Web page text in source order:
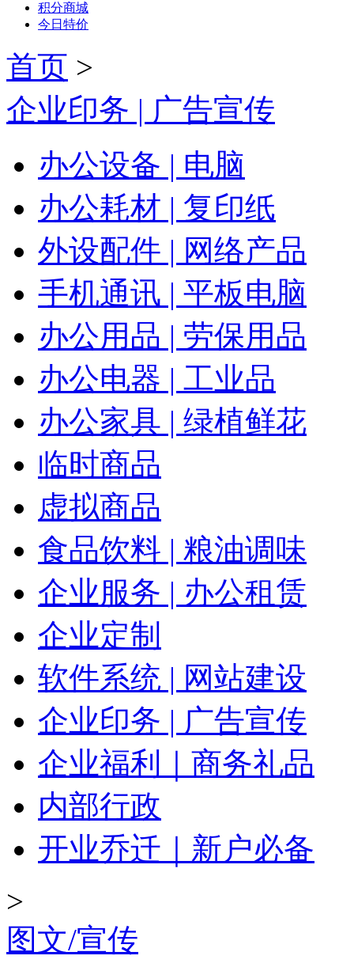
积分商城
今日特价
首页 >
企业印务 | 广告宣传
办公设备 | 电脑
办公耗材 | 复印纸
外设配件 | 网络产品
手机通讯 | 平板电脑
办公用品 | 劳保用品
办公电器 | 工业品
办公家具 | 绿植鲜花
临时商品
虚拟商品
食品饮料 | 粮油调味
企业服务 | 办公租赁
企业定制
软件系统 | 网站建设
企业印务 | 广告宣传
企业福利｜商务礼品
内部行政
开业乔迁｜新户必备
>
图文/宣传